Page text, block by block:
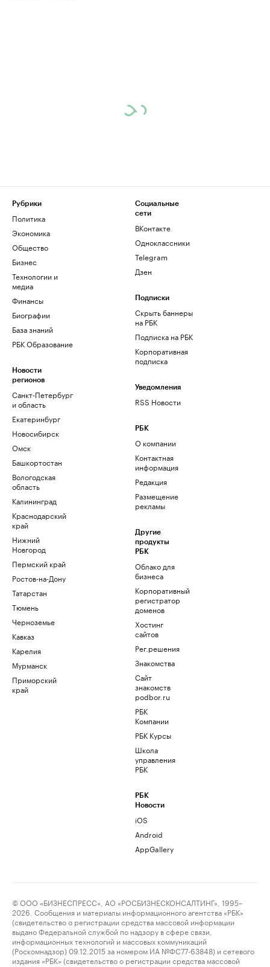
Рубрики
Политика
Экономика
Общество
Бизнес
Технологии и
медиа
Финансы
Биографии
База знаний
РБК Образование
Новости
регионов
Санкт-Петербург
и область
Екатеринбург
Новосибирск
Омск
Башкортостан
Вологодская
область
Калининград
Краснодарский
край
Нижний
Новгород
Пермский край
Ростов-на-Дону
Татарстан
Тюмень
Черноземье
Кавказ
Карелия
Мурманск
Приморский
край
Социальные
сети
ВКонтакте
Одноклассники
Telegram
Дзен
Подписки
Скрыть баннеры
на РБК
Подписка на РБК
Корпоративная
подписка
Уведомления
RSS Новости
РБК
О компании
Контактная
информация
Редакция
Размещение
рекламы
Другие
продукты
РБК
Облако для
бизнеса
Корпоративный
регистратор
доменов
Хостинг
сайтов
Рег.решения
Знакомства
Сайт
знакомств
podbor.ru
РБК
Компании
РБК Курсы
Школа
управления
РБК
РБК
Новости
iOS
Android
AppGallery
© ООО «БИЗНЕСПРЕСС», АО «РОСБИЗНЕСКОНСАЛТИНГ», 1995–
2026. Сообщения и материалы информационного агентства «РБК»
(свидетельство о регистрации средства массовой информации
выдано Федеральной службой по надзору в сфере связи,
информационных технологий и массовых коммуникаций
(Роскомнадзор) 09.12.2015 за номером ИА №ФС77-63848) и сетевого
издания «РБК» (свидетельство о регистрации средства массовой